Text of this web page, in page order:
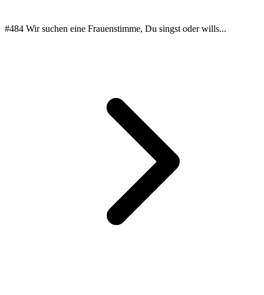
#484 Wir suchen eine Frauenstimme, Du singst oder wills...